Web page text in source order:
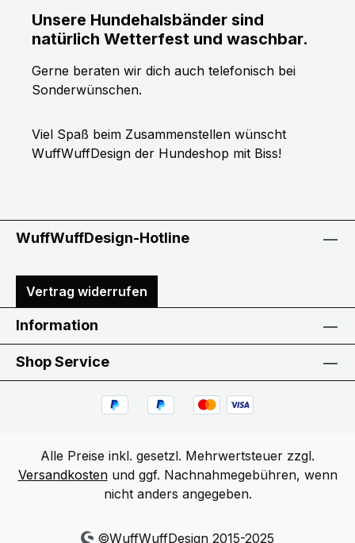
Unsere Hundehalsbänder sind
natürlich Wetterfest und waschbar.
Gerne beraten wir dich auch telefonisch bei
Sonderwünschen.
Viel Spaß beim Zusammenstellen wünscht
WuffWuffDesign der Hundeshop mit Biss!
WuffWuffDesign-Hotline
Vertrag widerrufen
Information
Shop Service
Alle Preise inkl. gesetzl. Mehrwertsteuer zzgl.
Versandkostenund ggf. Nachnahmegebühren, wenn
nicht anders angegeben.
©WuffWuffDesign 2015-2025